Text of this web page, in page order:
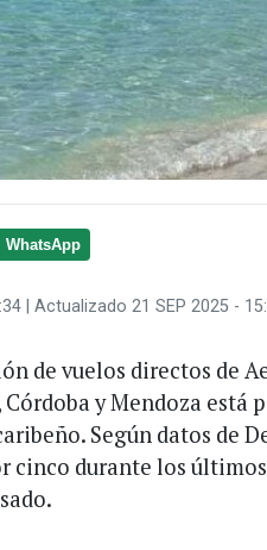
WhatsApp
| Actualizado 21 SEP 2025 -
de vuelos directos de
Córdoba y Mendoza está
Según datos de
durante los